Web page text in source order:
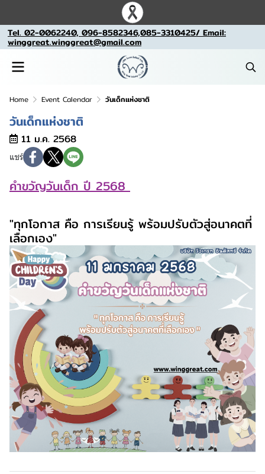
Tel. 02-0062240, 096-8582346,085-3310425/ Email:
winggreat.winggreat@gmail.com
Home Event Calendar วันเด็กแห่งชาติ
วันเด็กแห่งชาติ
11 ม.ค. 2568
แชร์
คำขวัญวันเด็ก ปี 2568
"ทุกโอกาส คือ การเรียนรู้ พร้อมปรับตัวสู่อนาคตที่
เลือกเอง"